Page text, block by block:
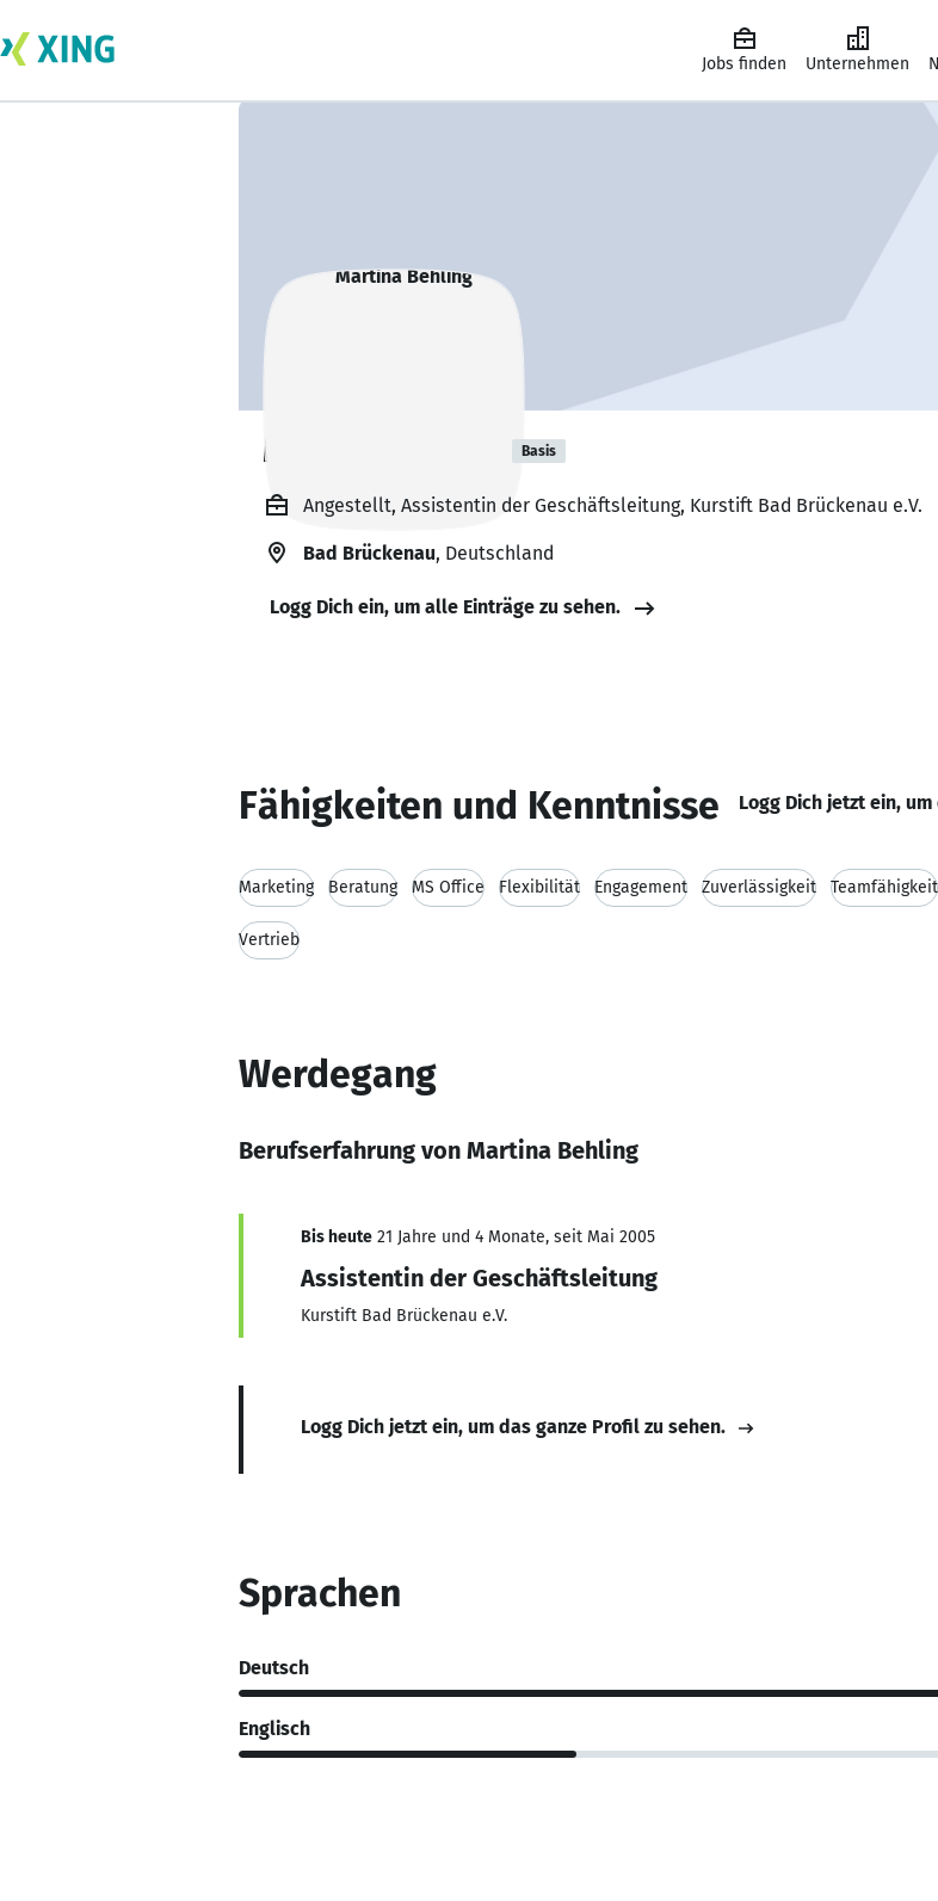
Jobs finden Unternehmen
Martina Behling Basis
Angestellt, Assistentin der Geschäftsleitung, Kurstift Bad Brückenau e.V.
Bad Brückenau, Deutschland
Logg Dich ein, um alle Einträge zu sehen.
Fähigkeiten und Kenntnisse Logg Dich jetzt ein,
Marketing Beratung MS Office Flexibilität Engagement Zuverlässigkeit Teamfähigkeit
Vertrieb
Werdegang
Berufserfahrung von Martina Behling
Bis heute 21 Jahre und 4 Monate, seit Mai 2005
Assistentin der Geschäftsleitung
Kurstift Bad Brückenau e.V.
Logg Dich jetzt ein, um das ganze Profil zu sehen.
Sprachen
Deutsch
Englisch